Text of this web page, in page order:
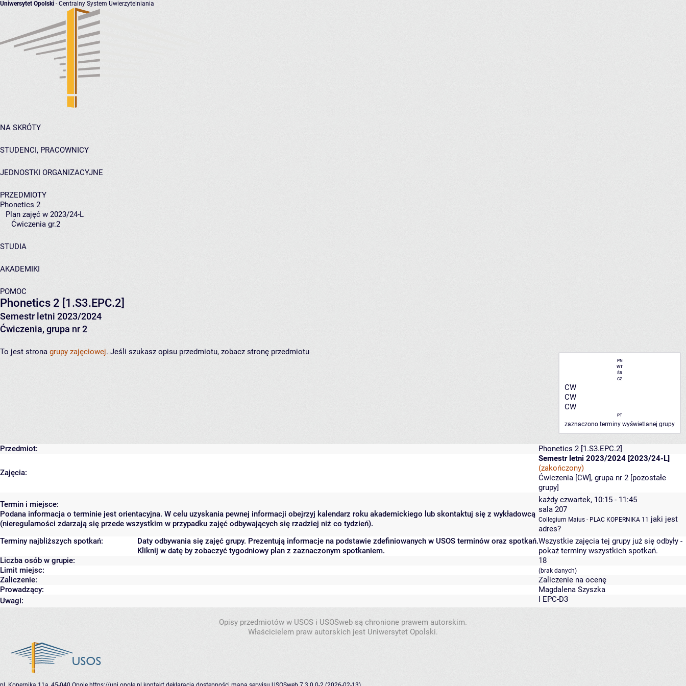
Uniwersytet Opolski - Centralny System Uwierzytelniania
NA SKRÓTY
STUDENCI, PRACOWNICY
JEDNOSTKI ORGANIZACYJNE
PRZEDMIOTY
Phonetics 2
Plan zajęć w 2023/24-L
Ćwiczenia gr.2
STUDIA
AKADEMIKI
POMOC
Phonetics 2 [1.S3.EPC.2]
Semestr letni 2023/2024
Ćwiczenia, grupa nr 2
PN
WT
ŚR
CZ
CW
CW
CW
PT
zaznaczono terminy wyświetlanej grupy
To jest strona grupy zajęciowej. Jeśli szukasz opisu przedmiotu, zobacz stronę przedmiotu
Przedmiot: Phonetics 2 [1.S3.EPC.2]
Zajęcia:
Semestr letni 2023/2024 [2023/24-L]
(zakończony)
Ćwiczenia [CW], grupa nr 2 [pozostałe
grupy]
Termin i miejsce:
Podana informacja o terminie jest orientacyjna. W celu uzyskania pewnej informacji obejrzyj kalendarz roku akademickiego lub skontaktuj się z wykładowcą
(nieregularności zdarzają się przede wszystkim w przypadku zajęć odbywających się rzadziej niż co tydzień).
każdy czwartek, 10:15 - 11:45
sala 207
Collegium Maius - PLAC KOPERNIKA 11
jaki jest
adres?
Terminy najbliższych spotkań:
Daty odbywania się zajęć grupy. Prezentują informacje na podstawie zdefiniowanych w USOS terminów oraz spotkań.
Kliknij w datę by zobaczyć tygodniowy plan z zaznaczonym spotkaniem.
Wszystkie zajęcia tej grupy już się odbyły -
pokaż terminy wszystkich spotkań.
Liczba osób w grupie:
18
Limit miejsc:
(brak danych)
Zaliczenie:
Zaliczenie na ocenę
Prowadzący:
Magdalena Szyszka
Uwagi:
I EPC-D3
Opisy przedmiotów w USOS i USOSweb są chronione prawem autorskim.
Właścicielem praw autorskich jest Uniwersytet Opolski.